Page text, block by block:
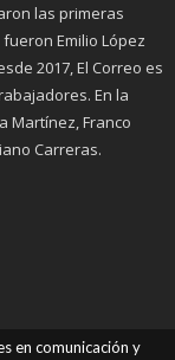
las primeras
Emilio López
2017, El Correo es
En la
Martínez, Franco
Carreras.
en comunicación y